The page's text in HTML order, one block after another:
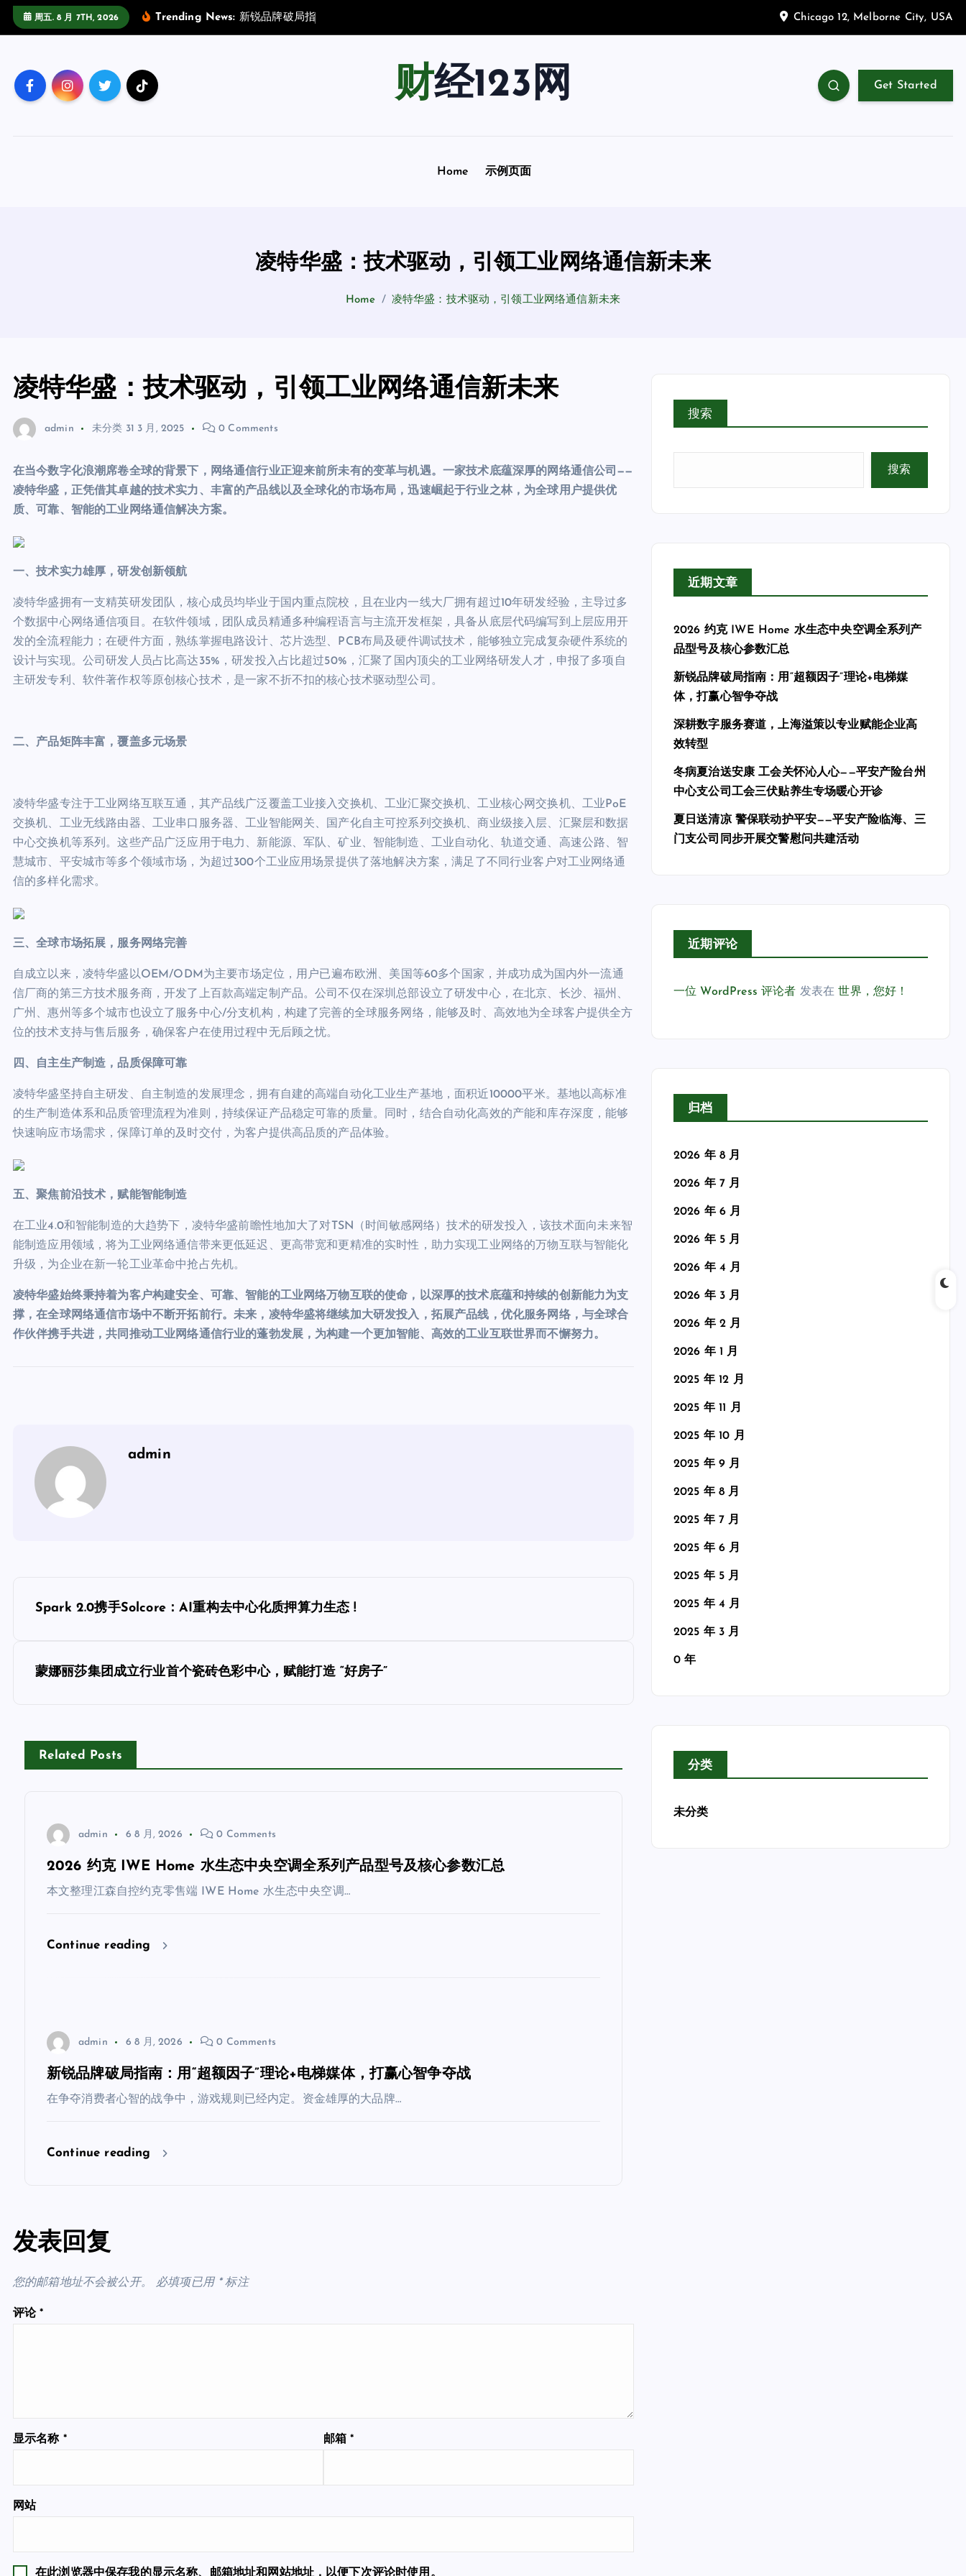
周五. 8 月 7TH, 2026 Trending News: 新锐品牌破局指 Chicago 12, Melborne City, USA
财经123网 Get Started
Home 示例页面
凌特华盛：技术驱动，引领工业网络通信新未来
Home 凌特华盛：技术驱动，引领工业网络通信新未来
凌特华盛：技术驱动，引领工业网络通信新未来
admin 未分类 31 3 月, 2025 0 Comments
在当今数字化浪潮席卷全球的背景下，网络通信行业正迎来前所未有的变革与机遇。一家技术底蕴深厚的网络通信公司——
凌特华盛，正凭借其卓越的技术实力、丰富的产品线以及全球化的市场布局，迅速崛起于行业之林，为全球用户提供优
质、可靠、智能的工业网络通信解决方案。
一、技术实力雄厚，研发创新领航
凌特华盛拥有一支精英研发团队，核心成员均毕业于国内重点院校，且在业内一线大厂拥有超过10年研发经验，主导过多
个数据中心网络通信项目。在软件领域，团队成员精通多种编程语言与主流开发框架，具备从底层代码编写到上层应用开
发的全流程能力；在硬件方面，熟练掌握电路设计、芯片选型、PCB布局及硬件调试技术，能够独立完成复杂硬件系统的
设计与实现。公司研发人员占比高达35%，研发投入占比超过50%，汇聚了国内顶尖的工业网络研发人才，申报了多项自
主研发专利、软件著作权等原创核心技术，是一家不折不扣的核心技术驱动型公司。
二、产品矩阵丰富，覆盖多元场景
凌特华盛专注于工业网络互联互通，其产品线广泛覆盖工业接入交换机、工业汇聚交换机、工业核心网交换机、工业PoE
交换机、工业无线路由器、工业串口服务器、工业智能网关、国产化自主可控系列交换机、商业级接入层、汇聚层和数据
中心交换机等系列。这些产品广泛应用于电力、新能源、军队、矿业、智能制造、工业自动化、轨道交通、高速公路、智
慧城市、平安城市等多个领域市场，为超过300个工业应用场景提供了落地解决方案，满足了不同行业客户对工业网络通
信的多样化需求。
三、全球市场拓展，服务网络完善
自成立以来，凌特华盛以OEM/ODM为主要市场定位，用户已遍布欧洲、美国等60多个国家，并成功成为国内外一流通
信厂商的第三方技术服务商，开发了上百款高端定制产品。公司不仅在深圳总部设立了研发中心，在北京、长沙、福州、
广州、惠州等多个城市也设立了服务中心/分支机构，构建了完善的全球服务网络，能够及时、高效地为全球客户提供全方
位的技术支持与售后服务，确保客户在使用过程中无后顾之忧。
四、自主生产制造，品质保障可靠
凌特华盛坚持自主研发、自主制造的发展理念，拥有自建的高端自动化工业生产基地，面积近10000平米。基地以高标准
的生产制造体系和品质管理流程为准则，持续保证产品稳定可靠的质量。同时，结合自动化高效的产能和库存深度，能够
快速响应市场需求，保障订单的及时交付，为客户提供高品质的产品体验。
五、聚焦前沿技术，赋能智能制造
在工业4.0和智能制造的大趋势下，凌特华盛前瞻性地加大了对TSN（时间敏感网络）技术的研发投入，该技术面向未来智
能制造应用领域，将为工业网络通信带来更低延迟、更高带宽和更精准的实时性，助力实现工业网络的万物互联与智能化
升级，为企业在新一轮工业革命中抢占先机。
凌特华盛始终秉持着为客户构建安全、可靠、智能的工业网络万物互联的使命，以深厚的技术底蕴和持续的创新能力为支
撑，在全球网络通信市场中不断开拓前行。未来，凌特华盛将继续加大研发投入，拓展产品线，优化服务网络，与全球合
作伙伴携手共进，共同推动工业网络通信行业的蓬勃发展，为构建一个更加智能、高效的工业互联世界而不懈努力。
admin
文
导
Spark 2.0携手Solcore：AI重构去中心化质押算力生态 !
蒙娜丽莎集团成立行业首个瓷砖色彩中心，赋能打造 “好房子”
Related Posts
admin 6 8 月, 2026 0 Comments
2026 约克 IWE Home 水生态中央空调全系列产品型号及核心参数汇总
本文整理江森自控约克零售端 IWE Home 水生态中央空调…
Continue reading
admin 6 8 月, 2026 0 Comments
新锐品牌破局指南：用“超额因子”理论+电梯媒体，打赢心智争夺战
在争夺消费者心智的战争中，游戏规则已经内定。资金雄厚的大品牌…
Continue reading
发表回复
您的邮箱地址不会被公开。 必填项已用 *标注
评论*
显示名称 * 邮箱*
网站
在此浏览器中保存我的显示名称、邮箱地址和网站地址，以便下次评论时使用。
搜索
搜索
近期文章
2026 约克 IWE Home 水生态中央空调全系列产
品型号及核心参数汇总
新锐品牌破局指南：用“超额因子”理论+电梯媒
体，打赢心智争夺战
深耕数字服务赛道，上海溢策以专业赋能企业高
效转型
冬病夏治送安康 工会关怀沁人心——平安产险台州
中心支公司工会三伏贴养生专场暖心开诊
夏日送清凉 警保联动护平安——平安产险临海、三
门支公司同步开展交警慰问共建活动
近期评论
一位 WordPress 评论者 发表在世界，您好！
归档
2026 年 8 月
2026 年 7 月
2026 年 6 月
2026 年 5 月
2026 年 4 月
2026 年 3 月
2026 年 2 月
2026 年 1 月
2025 年 12 月
2025 年 11 月
2025 年 10 月
2025 年 9 月
2025 年 8 月
2025 年 7 月
2025 年 6 月
2025 年 5 月
2025 年 4 月
2025 年 3 月
0 年
分类
未分类